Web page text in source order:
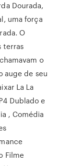
Dourada,
uma força
O
terras
o
auge de seu
La La
Dublado e
, Comédia
Filme